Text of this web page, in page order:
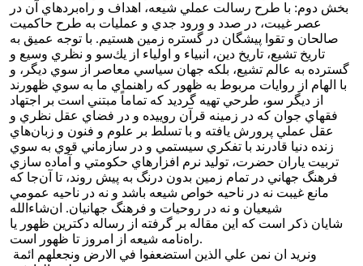
بخش دوم: با طرح رسالت عملي شيعه، اهداف و راه‌بردهاي آن در
عصر غيبت، در صدد و ورود جدي و عمليات به طرح حاكميت
صالحان و تقوا پيشگان در گستره زمين هستيم. با توجه عميق به
تاريخ تشيع، تاريخ دين، انبياء و اولياء از يك‌سو و نظري وسيع و
گسترده به عالم تشيع، بلكه جهان سياسي معاصر از سوي ديگر، و
با الهام از روايات مربوط به ظهور كه راهنماي ما به سوي ظهورند
از ديگر سو، طرحي تهيه گرديد كه تماماً مبتني است بر اجتهاد
فقهاي جوان كه در زمينه قرآن روييده و در فضاي عقل نظري و
عقل عملي پرورش يافته و با تسلط بر علوم و فنون و زبان‌هاي
زنده دنيا قادرند با تفكري سيستمي و در سازماني قوي به سوي
تربيت ياران حضرت، توليد نرم افزارهاي حكومتي و آماده سازي
فرهنگ جهاني در تمام زمين بدون درنگ به پيش روند، تا آن‌جا كه
مانع غيبت نه در ناحيه خواص شيعه باشد و نه در ناحيه عمومي
شيعيان و نه در روحيات و فرهنگ جهانيان. ان‌شاءالله
شايان ذكر است كه اين مقاله بر گرفته‌ از رساله دكترين ظهور يا
راه‌نامه شيعه از امروز تا ظهور است.